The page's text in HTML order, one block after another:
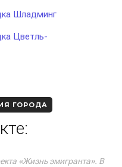
Шладминг
Цветль-
ГОРОДА
«Жизнь эмигранта». В